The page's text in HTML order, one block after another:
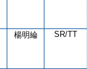
楊明綸 SR/TT